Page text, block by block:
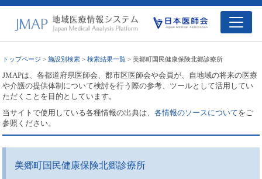
トップページ >施設別検索 >検索結果一覧 > 美郷町国民健康保険北郷診療所
JMAPは、各都道府県医師会、郡市区医師会や会員が、自地域の将来の医療
や介護の提供体制について検討を行う際の参考、ツールとして活用してい
ただくことを目的としています。
当サイトで使用している各種情報の出典は、各情報のソースについてをご
参照ください。
美郷町国民健康保険北郷診療所